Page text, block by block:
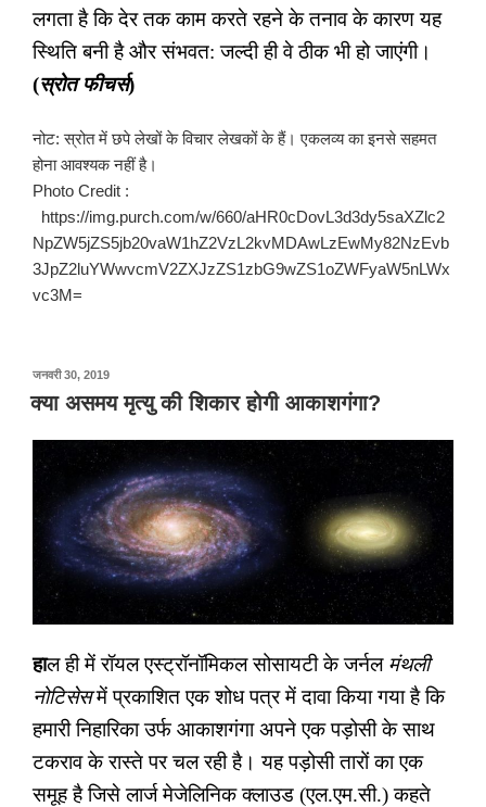
लगता है कि देर तक काम करते रहने के तनाव के कारण यह
स्थिति बनी है और संभवत: जल्दी ही वे ठीक भी हो जाएंगी।
(स्रोत फीचर्स)
नोट: स्रोत में छपे लेखों के विचार लेखकों के हैं। एकलव्य का इनसे सहमत
होना आवश्यक नहीं है।
Photo Credit :
https://img.purch.com/w/660/aHR0cDovL3d3dy5saXZlc2
NpZW5jZS5jb20vaW1hZ2VzL2kvMDAwLzEwMy82NzEvb
3JpZ2luYWwvcmV2ZXJzZS1zbG9wZS1oZWFyaW5nLWx
vc3M=
जनवरी 30, 2019पर
प्रकाशित
किया
क्या असमय मृत्यु की शिकार होगी आकाशगंगा?
हाल ही में रॉयल एस्ट्रॉनॉमिकल सोसायटी के जर्नल मंथली
नोटिसेसमें प्रकाशित एक शोध पत्र में दावा किया गया है कि
हमारी निहारिका उर्फ आकाशगंगा अपने एक पड़ोसी के साथ
टकराव के रास्ते पर चल रही है। यह पड़ोसी तारों का एक
समूह है जिसे लार्ज मेजेलिनिक क्लाउड (एल.एम.सी.) कहते